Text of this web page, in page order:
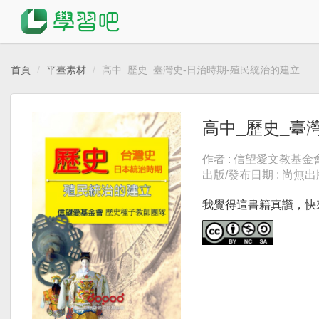
首頁 平臺素材 高中_歷史_臺灣史-日治時期-殖民統治的建立
高中_歷史_臺
作者 : 信望愛文教基
出版/發布日期 : 尚無出
我覺得這書籍真讚，